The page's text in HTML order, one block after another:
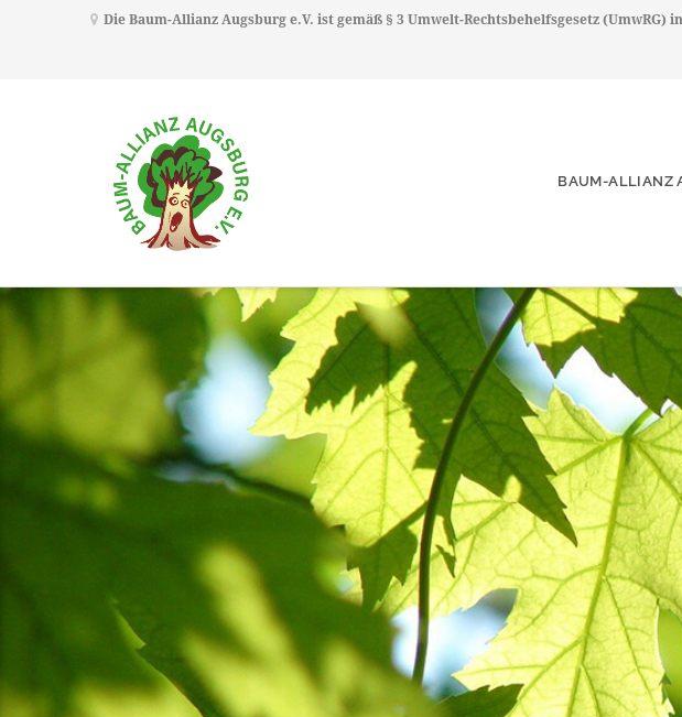
Die Baum-Allianz Augsburg e.V. ist gemäß § 3 Umwelt-Rechtsbehelfsgesetz
BAUM-ALLIANZ